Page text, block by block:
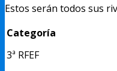
Estos serán todos sus
Categoría
3ª RFEF